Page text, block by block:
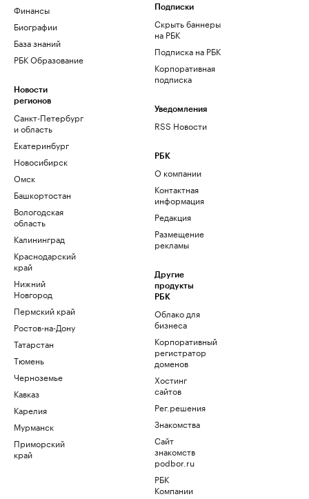
Финансы
Биографии
База знаний
РБК Образование
Новости
регионов
Санкт-Петербург
и область
Екатеринбург
Новосибирск
Омск
Башкортостан
Вологодская
область
Калининград
Краснодарский
край
Нижний
Новгород
Пермский край
Ростов-на-Дону
Татарстан
Тюмень
Черноземье
Кавказ
Карелия
Мурманск
Приморский
край
Подписки
Скрыть баннеры
на РБК
Подписка на РБК
Корпоративная
подписка
Уведомления
RSS Новости
РБК
О компании
Контактная
информация
Редакция
Размещение
рекламы
Другие
продукты
РБК
Облако для
бизнеса
Корпоративный
регистратор
доменов
Хостинг
сайтов
Рег.решения
Знакомства
Сайт
знакомств
podbor.ru
РБК
Компании